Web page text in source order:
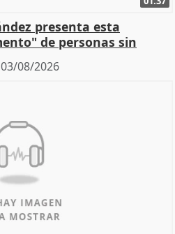
presenta esta
de personas sin
03/08/2026